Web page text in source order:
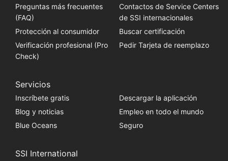
Preguntas más frecuentes
(FAQ)
Contactos de Service Centers
de SSI internacionales
Protección al consumidor
Buscar certificación
Verificación profesional (Pro
Check)
Pedir Tarjeta de reemplazo
Servicios
Inscríbete gratis
Descargar la aplicación
Blog y noticias
Empleo en todo el mundo
Blue Oceans
Seguro
SSI International